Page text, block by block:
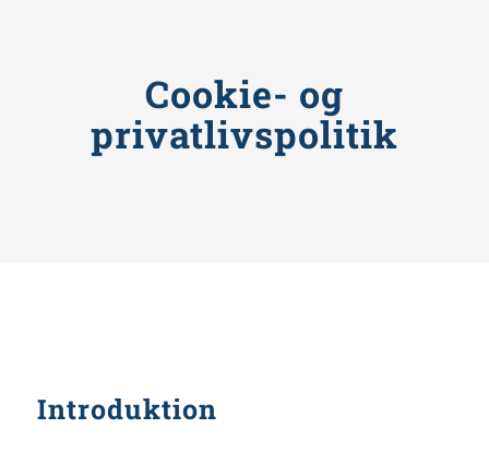
Cookie- og
privatlivspolitik
Introduktion